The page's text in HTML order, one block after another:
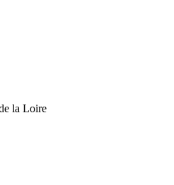
la Loire